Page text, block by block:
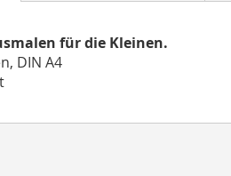
für die Kleinen.
DIN A4